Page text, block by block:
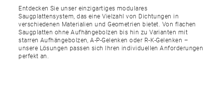
Entdecken Sie unser einzigartiges modulares
Saugplattensystem, das eine Vielzahl von Dichtungen in
verschiedenen Materialien und Geometrien bietet. Von flachen
Saugplatten ohne Aufhängebolzen bis hin zu Varianten mit
starren Aufhängebolzen, A-P-Gelenken oder R-K-Gelenken –
unsere Lösungen passen sich Ihren individuellen Anforderungen
perfekt an.